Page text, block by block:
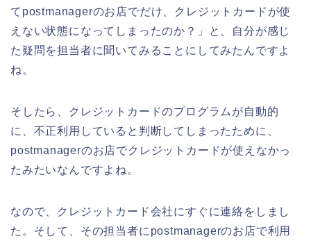
てpostmanagerのお店でだけ、クレジットカードが使
えない状態になってしまったのか？」と、自分が感じ
た疑問を担当者に聞いてみることにしてみたんですよ
ね。
そしたら、クレジットカードのプログラムが自動的
に、不正利用していると判断してしまったために、
postmanagerのお店でクレジットカードが使えなかっ
たみたいなんですよね。
なので、クレジットカード会社にすぐに連絡をしまし
た。そして、その担当者にpostmanagerのお店で利用